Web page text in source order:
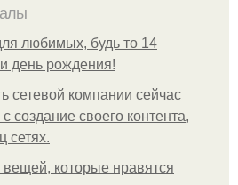
любимых, будь то 14
день рождения!
сетевой компании сейчас
создание своего контента,
сетях.
которые нравятся